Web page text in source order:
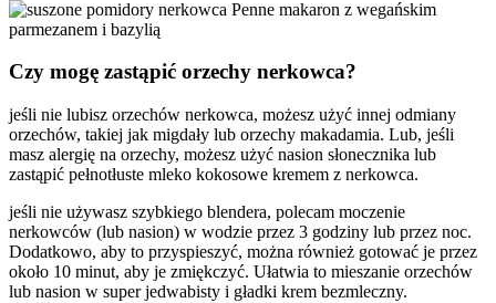
Czy mogę zastąpić orzechy nerkowca?
jeśli nie lubisz orzechów nerkowca, możesz użyć innej odmiany
orzechów, takiej jak migdały lub orzechy makadamia. Lub, jeśli
masz alergię na orzechy, możesz użyć nasion słonecznika lub
zastąpić pełnotłuste mleko kokosowe kremem z nerkowca.
jeśli nie używasz szybkiego blendera, polecam moczenie
nerkowców (lub nasion) w wodzie przez 3 godziny lub przez noc.
Dodatkowo, aby to przyspieszyć, można również gotować je przez
około 10 minut, aby je zmiękczyć. Ułatwia to mieszanie orzechów
lub nasion w super jedwabisty i gładki krem bezmleczny.